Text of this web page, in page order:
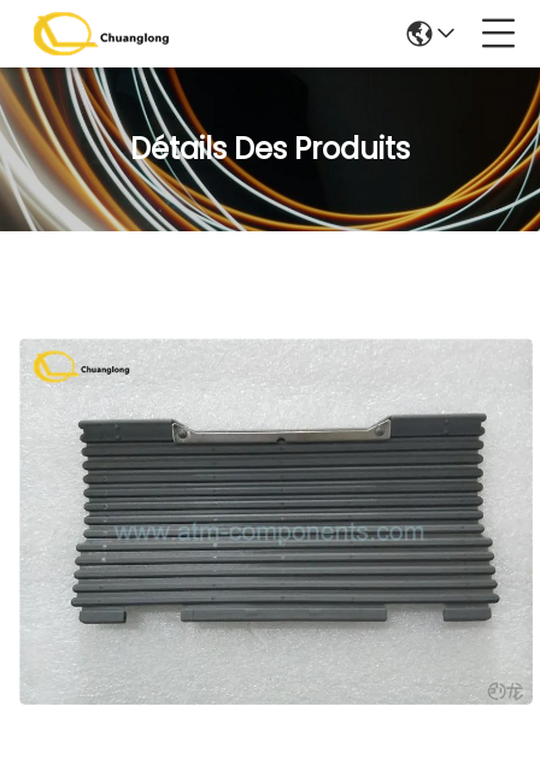
Détails Des Produits